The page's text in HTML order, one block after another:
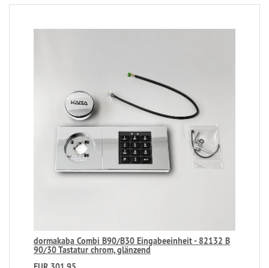
dormakaba Combi B90/B30 Eingabeeinheit - 82132 B
90/30 Tastatur chrom, glänzend